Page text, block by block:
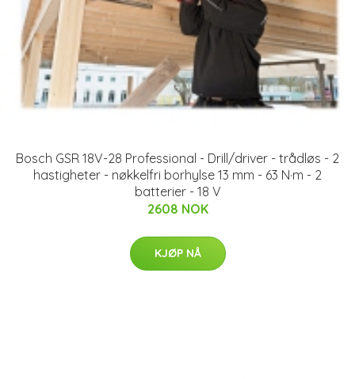
Bosch GSR 18V-28 Professional - Drill/driver - trådløs - 2
hastigheter - nøkkelfri borhylse 13 mm - 63 N·m - 2
batterier - 18 V
2608 NOK
KJØP NÅ